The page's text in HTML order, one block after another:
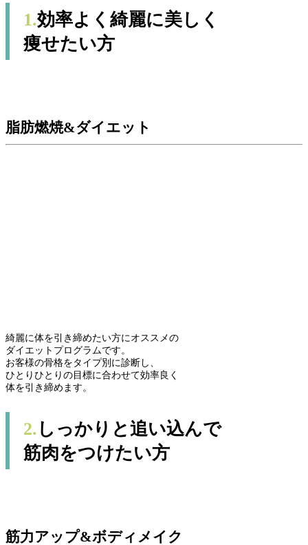
1.効率よく綺麗に美しく
痩せたい方
脂肪燃焼&ダイエット
綺麗に体を引き締めたい方にオススメの
ダイエットプログラムです。
お客様の骨格をタイプ別に診断し、
ひとりひとりの目標に合わせて効率良く
体を引き締めます。
2. しっかりと追い込んで
筋肉をつけたい方
筋力アップ&ボディメイク